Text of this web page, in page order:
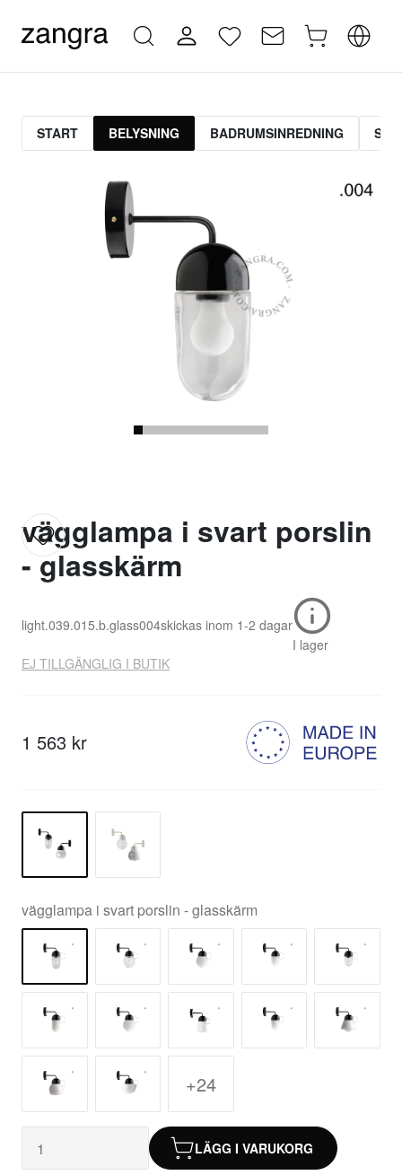
START BELYSNING BADRUMSINREDNING
vägglampa i svart porslin
- glasskärm
light.039.015.b.glass004skickas inom 1-2 dagar
I lager
EJ TILLGÄNGLIG I BUTIK
1 563 kr
vägglampa i svart porslin - glasskärm
+24
LÄGG I VARUKORG